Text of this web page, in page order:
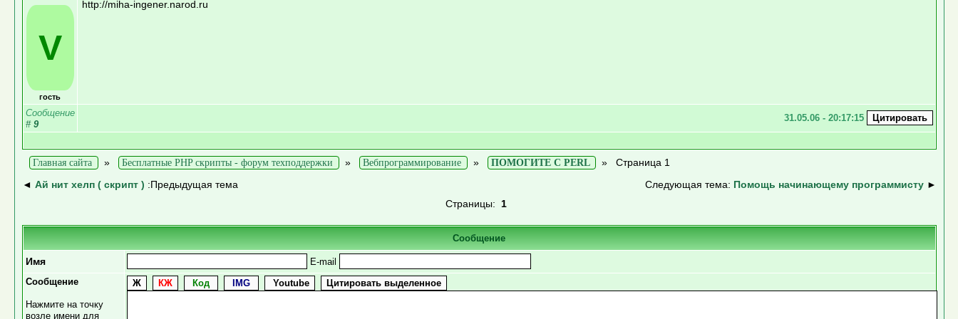
V
гость
http://miha-ingener.narod.ru
Сообщение
# 9
31.05.06 - 20:17:15
Главная сайта » Бесплатные PHP скрипты - форум техподдержки » Вебпрограммирование » ПОМОГИТЕ С PERL » Страница 1
◄ Ай нит хелп ( скрипт ) :Предыдущая тема Следующая тема: Помощь начинающему программисту►
Страницы: 1
Сообщение
Имя
E-mail
Сообщение
Нажмите на точку
возле имени для